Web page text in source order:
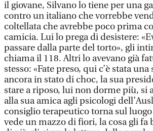
il giovane, Silvano lo tiene per una
contro un italiano che vorrebbe
coltellata che avrebbe poco prima
camicia. Lui lo prega di desistere:
passare dalla parte del torto», gli
chiama il 118. Altri lo avevano già
stesso: «Fate preso, qui c’è stata
ancora in stato di choc, la sua
stare a riposo, lui non dorme più, si
alla sua amica agli psicologi
consiglio terapeutico torna sul
vede un mazzo di fiori, la cosa gli fa